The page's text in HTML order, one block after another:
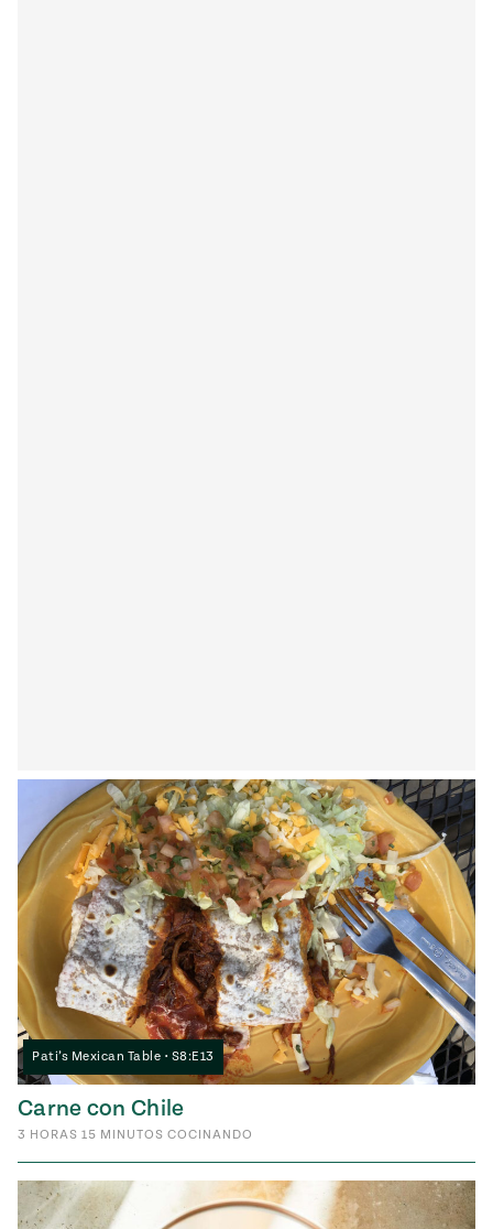
Pati’s Mexican Table • S8:E13
Carne con Chile
3 HORAS 15 MINUTOS COCINANDO